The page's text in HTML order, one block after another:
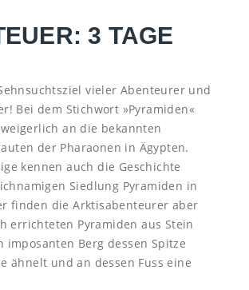
3 TAGE
vieler Abenteurer und
Bei dem Stichwort »Pyramiden«
an die bekannten
der Pharaonen in Ägypten.
kennen auch die Geschichte
Siedlung Pyramiden in
finden die Arktisabenteurer aber
errichteten Pyramiden aus Stein
imposanten Berg dessen Spitze
ähnelt und an dessen Fuss eine